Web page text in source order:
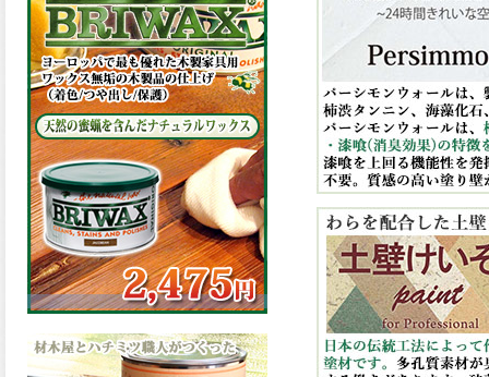
2026.03.11
緻密で強靭な無機系塗膜と、
汚れを降雨で洗い流す親水性
の表面効果により優れた低汚
染性を発揮、エスケープレミ
アム無機ルーフが新しく販売
開始致しました。ご購入はこ
ちらから。
2026.03.09
ハケ塗りでの伸びが良く作業
性と仕上がりに優れた合成樹
脂調合ペイント、SDホルスF4
が新しく販売開始致しまし
た。ご購入はこちらから。
2026.03.06
ファインウレタンの使いやす